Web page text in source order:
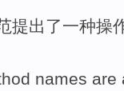
提出了一种操
names are